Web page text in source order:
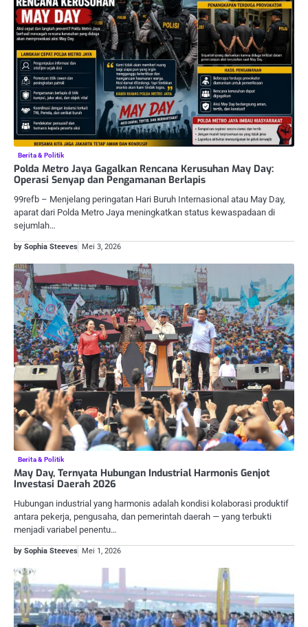
Berita & Politik
Polda Metro Jaya Gagalkan Rencana Kerusuhan May Day:
Operasi Senyap dan Pengamanan Berlapis
99refb – Menjelang peringatan Hari Buruh Internasional atau May Day,
aparat dari Polda Metro Jaya meningkatkan status kewaspadaan di
sejumlah…
by Sophia Steeves Mei 3, 2026
Berita & Politik
May Day, Ternyata Hubungan Industrial Harmonis Genjot
Investasi Daerah 2026
Hubungan industrial yang harmonis adalah kondisi kolaborasi produktif
antara pekerja, pengusaha, dan pemerintah daerah — yang terbukti
menjadi variabel penentu…
by Sophia Steeves Mei 1, 2026